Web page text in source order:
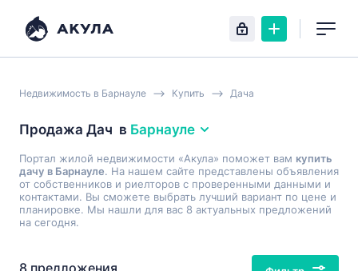
Недвижимость в Барнауле Купить Дача
Продажа Дач в Барнауле
Портал жилой недвижимости «Акула» поможет вам купить
дачу в Барнауле. На нашем сайте представлены объявления
от собственников и риелторов с проверенными данными и
контактами. Вы сможете выбрать лучший вариант по цене и
планировке. Мы нашли для вас 8 актуальных предложений
на сегодня.
8 предложения